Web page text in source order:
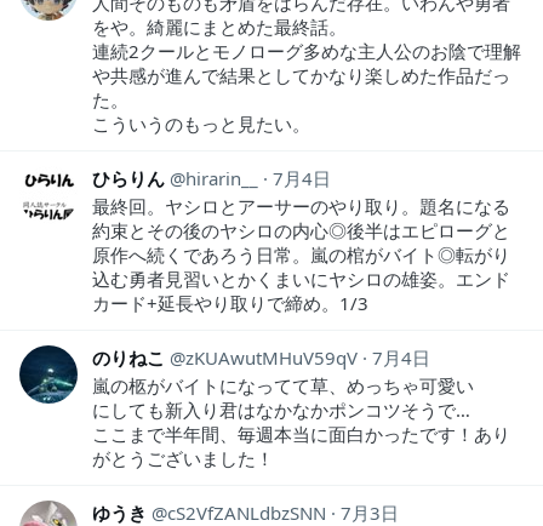
をや。綺麗にまとめた最終話。
連続2クールとモノローグ多めな主人公のお陰で理解
や共感が進んで結果としてかなり楽しめた作品だっ
た。
こういうのもっと見たい。
ひらりん hirarin__
7月4日
最終回。ヤシロとアーサーのやり取り。題名になる
約束とその後のヤシロの内心◎後半はエピローグと
原作へ続くであろう日常。嵐の棺がバイト◎転がり
込む勇者見習いとかくまいにヤシロの雄姿。エンド
カード+延長やり取りで締め。1/3
のりねこ zKUAwutMHuV59qV 7月4日
嵐の柩がバイトになってて草、めっちゃ可愛い
にしても新入り君はなかなかポンコツそうで…
ここまで半年間、毎週本当に面白かったです！あり
がとうございました！
ゆうき cS2VfZANLdbzSNN
7月3日